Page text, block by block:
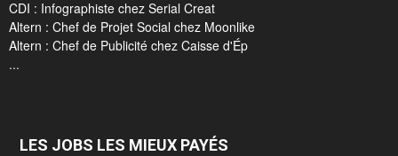
CDI : Infographiste chez Serial Creat
Altern : Chef de Projet Social chez Moonlike
Altern : Chef de Publicité chez Caisse d'Ép
...
LES JOBS LES MIEUX PAYÉS